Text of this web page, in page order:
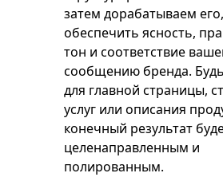
затем дорабатываем
обеспечить ясность,
тон и соответствие
сообщению бренда. Будь
для главной страницы,
услуг или описания
конечный результат
целенаправленным и
полированным.